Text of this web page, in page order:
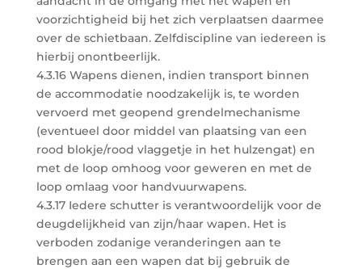
voorzichtigheid bij het zich verplaatsen daarmee
over de schietbaan. Zelfdiscipline van iedereen is
hierbij onontbeerlijk.
4.3.16 Wapens dienen, indien transport binnen
de accommodatie noodzakelijk is, te worden
vervoerd met geopend grendelmechanisme
(eventueel door middel van plaatsing van een
rood blokje/rood vlaggetje in het hulzengat) en
met de loop omhoog voor geweren en met de
loop omlaag voor handvuurwapens.
4.3.17 Iedere schutter is verantwoordelijk voor de
deugdelijkheid van zijn/haar wapen. Het is
verboden zodanige veranderingen aan te
brengen aan een wapen dat bij gebruik de